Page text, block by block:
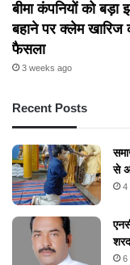
बीमा कंपनियों को
बहाने पर क्लेम खारिज
फैसला
3 weeks ago
Recent Posts
से
4
6